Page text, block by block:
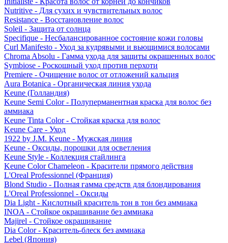
Nutritive - Для сухих и чувствительных волос
Resistance - Восстановление волос
Soleil - Защита от солнца
Specifique - Несбалансированное состояние кожи головы
Curl Manifesto - Уход за кудрявыми и вьющимися волосами
Chroma Absolu - Гамма ухода для защиты окрашенных волос
Symbiose - Роскошный уход против перхоти
Premiere - Очищение волос от отложений кальция
Aura Botanica - Органическая линия ухода
Keune (Голландия)
Keune Semi Color - Полуперманентная краска для волос без
аммиака
Keune Tinta Color - Стойкая краска для волос
Keune Care - Уход
1922 by J.M. Keune - Мужская линия
Keune - Оксиды, порошки для осветления
Keune Style - Коллекция стайлинга
Keune Color Chameleon - Красители прямого действия
L'Oreal Professionnel (Франция)
Blond Studio - Полная гамма средств для блондирования
L'Oreal Professionnel - Оксиды
Dia Light - Кислотный краситель тон в тон без аммиака
INOA - Стойкое окрашивание без аммиака
Majirel - Стойкое окрашивание
Dia Color - Краситель-блеск без аммиака
Lebel (Япония)